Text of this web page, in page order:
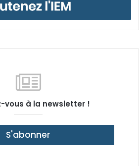
vous à la newsletter !
S'abonner